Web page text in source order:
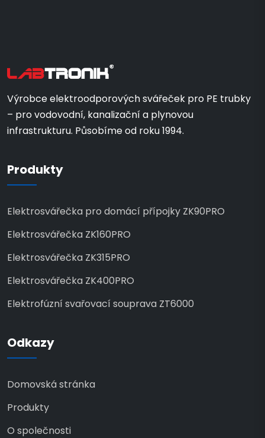
Výrobce elektroodporových svářeček pro PE trubky
– pro vodovodní, kanalizační a plynovou
infrastrukturu. Působíme od roku 1994.
Produkty
Elektrosvářečka pro domácí přípojky ZK90PRO
Elektrosvářečka ZK160PRO
Elektrosvářečka ZK315PRO
Elektrosvářečka ZK400PRO
Elektrofúzní svařovací souprava ZT6000
Odkazy
Domovská stránka
Produkty
O společnosti